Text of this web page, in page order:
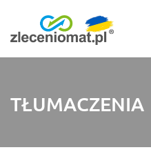
TŁUMACZENIA